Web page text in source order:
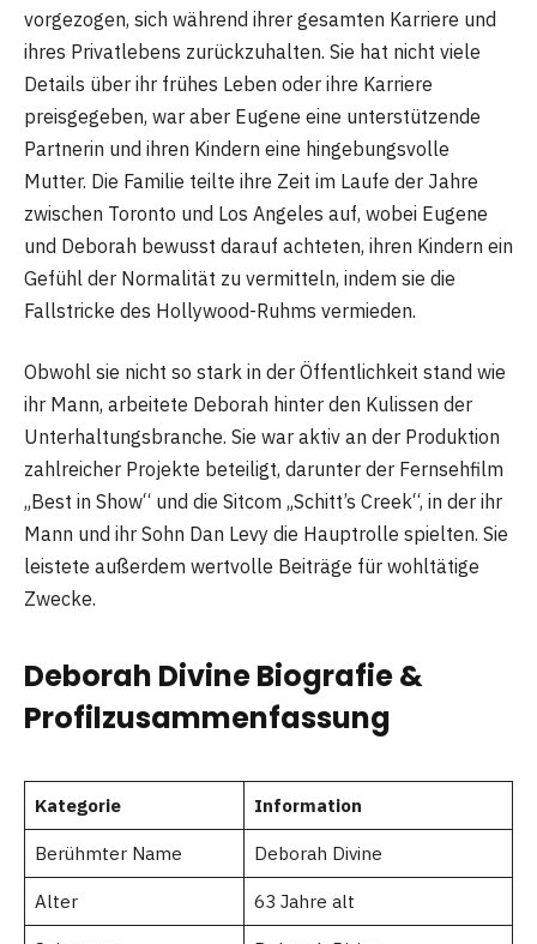
vorgezogen, sich während ihrer gesamten Karriere und
ihres Privatlebens zurückzuhalten. Sie hat nicht viele
Details über ihr frühes Leben oder ihre Karriere
preisgegeben, war aber Eugene eine unterstützende
Partnerin und ihren Kindern eine hingebungsvolle
Mutter. Die Familie teilte ihre Zeit im Laufe der Jahre
zwischen Toronto und Los Angeles auf, wobei Eugene
und Deborah bewusst darauf achteten, ihren Kindern ein
Gefühl der Normalität zu vermitteln, indem sie die
Fallstricke des Hollywood-Ruhms vermieden.
Obwohl sie nicht so stark in der Öffentlichkeit stand wie
ihr Mann, arbeitete Deborah hinter den Kulissen der
Unterhaltungsbranche. Sie war aktiv an der Produktion
zahlreicher Projekte beteiligt, darunter der Fernsehfilm
„Best in Show“ und die Sitcom „Schitt’s Creek“, in der ihr
Mann und ihr Sohn Dan Levy die Hauptrolle spielten. Sie
leistete außerdem wertvolle Beiträge für wohltätige
Zwecke.
Deborah Divine Biografie &
Profilzusammenfassung
Kategorie Information
Berühmter Name Deborah Divine
Alter 63 Jahre alt